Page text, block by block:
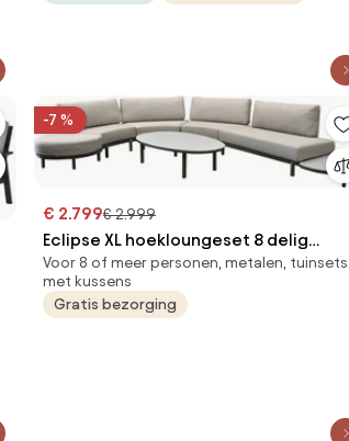
-7 %
€ 2.799€ 2.999
Eclipse XL hoekloungeset 8 delig
aluminium rope
Voor 8 of meer personen, metalen, tuinsets
met kussens
Gratis bezorging